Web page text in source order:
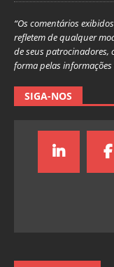
“Os comentários
refletem de qualquer
de seus patrocinadores,
forma pelas
SIGA-NOS